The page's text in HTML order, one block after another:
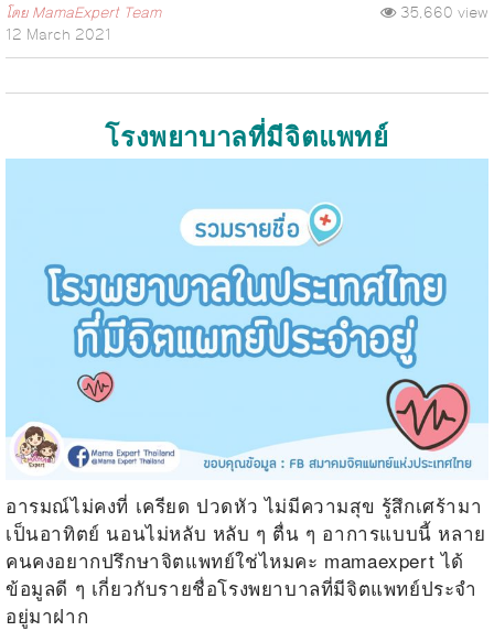
โดยMamaExpert Team
12 March 2021
35,660 view
โรงพยาบาลที่มีจิตแพทย์
อารมณ์ไม่คงที่ เครียด ปวดหัว ไม่มีความสุข รู้สึกเศร้ามา
เป็นอาทิตย์ นอนไม่หลับ หลับ ๆ ตื่น ๆ อาการแบบนี้ หลาย
คนคงอยากปรึกษาจิตแพทย์ใช่ไหมคะ mamaexpert ได้
ข้อมูลดี ๆ เกี่ยวกับรายชื่อโรงพยาบาลที่มีจิตแพทย์ประจำ
อยู่มาฝาก